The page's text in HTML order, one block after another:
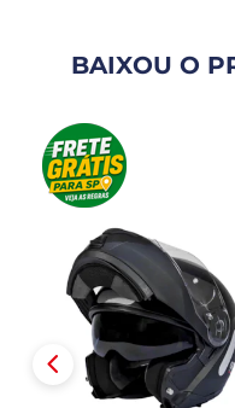
BAIXOU O